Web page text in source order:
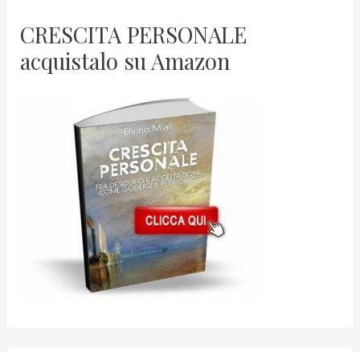
CRESCITA PERSONALE
acquistalo su Amazon